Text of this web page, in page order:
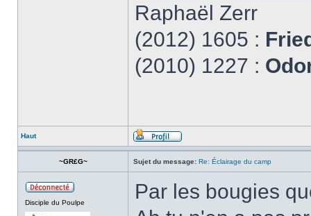
Raphaël Zerr
(2012) 1605 :
(2010) 1227 :
Haut
~GR£G~ Sujet du message: Re: Éclairage du camp
Disciple du Poulpe
Par les bougies